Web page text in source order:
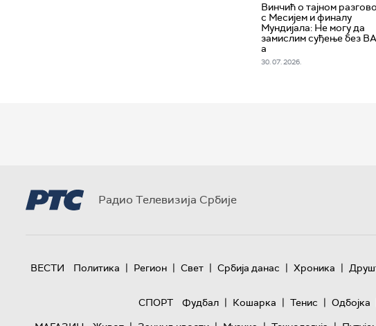
Винчић о тајном
с Месијем и финалу
Мундијала: Не могу да
замислим суђење без
а
30. 07. 2026.
Радио Телевизија Србије
ВЕСТИ Политика | Регион | Свет | Србија данас | Хроника |
СПОРТ
Фудбал | Кошарка | Тенис | Одбојка